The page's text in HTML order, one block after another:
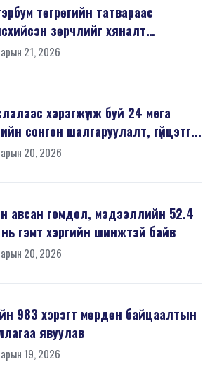
төгрөгийн татвараас
зөрчлийг хяналт
...
21, 2026
хэрэгжүүлж буй 24 мега
сонгон шалгаруулалт, гүйцэтг...
20, 2026
авсан гомдол, мэдээллийн 52.4
нь гэмт хэргийн шинжтэй байв
20, 2026
983 хэрэгт мөрдөн байцаалтын
явуулав
19, 2026